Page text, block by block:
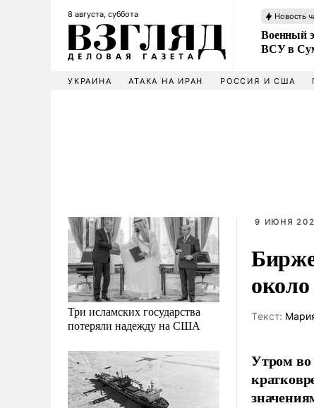
8 августа, суббота Новость
Военный
ВСУ в
УКРАИНА АТАКА НА ИРАН РОССИЯ И США
Три исламских государства
потеряли надежду на США
9 ИЮНЯ
Tекст:
Утром во